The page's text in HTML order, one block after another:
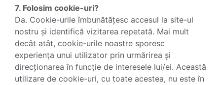
7. Folosim cookie-uri?
Da. Cookie-urile îmbunătățesc accesul la site-ul
nostru și identifică vizitarea repetată. Mai mult
decât atât, cookie-urile noastre sporesc
experiența unui utilizator prin urmărirea și
direcționarea în funcție de interesele lui/ei. Această
utilizare de cookie-uri, cu toate acestea, nu este în